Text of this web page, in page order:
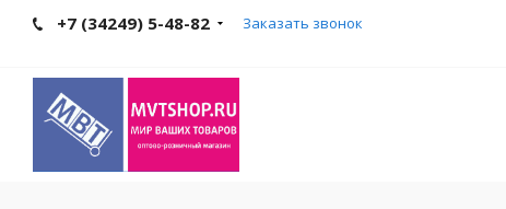
+7 (34249) 5-48-82 Заказать звонок